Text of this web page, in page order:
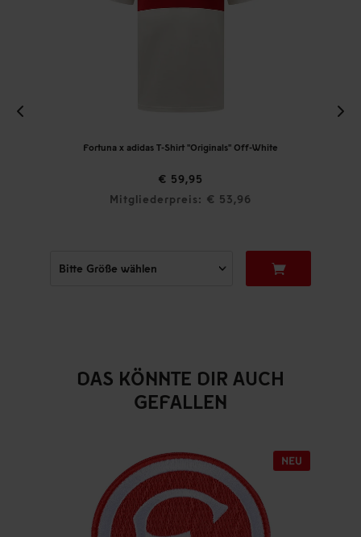
Fortuna x adidas T-Shirt "Originals" Off-White
€ 59,95
Mitgliederpreis: € 53,96
DAS KÖNNTE DIR AUCH
GEFALLEN